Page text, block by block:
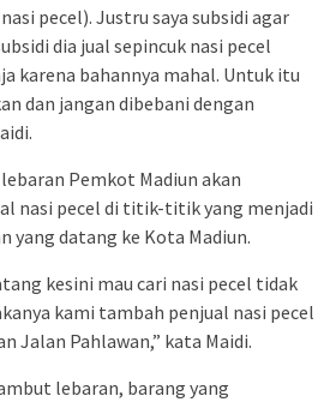
pecel). Justru saya subsidi agar
dia jual sepincuk nasi pecel
karena bahannya mahal. Untuk itu
dan jangan dibebani dengan
Pemkot Madiun akan
nasi pecel di titik-titik yang menjadi
yang datang ke Kota Madiun.
kesini mau cari nasi pecel tidak
kami tambah penjual nasi pecel
Jalan Pahlawan,” kata Maidi.
lebaran, barang yang